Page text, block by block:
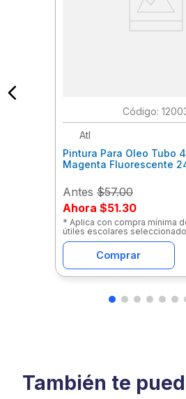
:
Atl
Pintura Para Oleo Tubo
Magenta Fluorescente
Antes $57.00
Ahora $51.30
* Aplica con compra mínima
útiles escolares
Comprar
También te